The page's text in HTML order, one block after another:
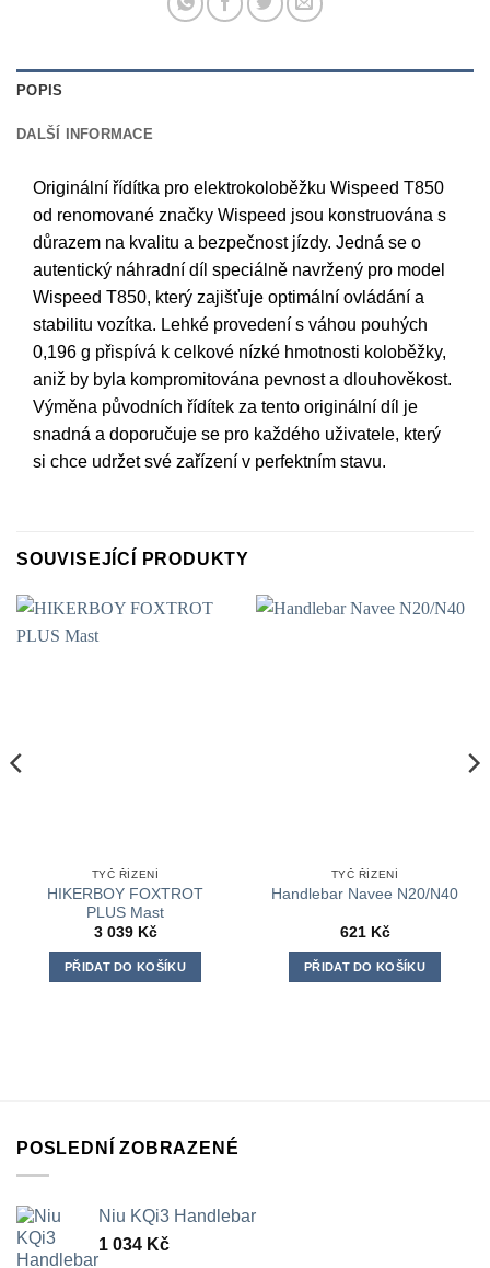
POPIS
DALŠÍ INFORMACE
Originální řídítka pro elektrokoloběžku Wispeed T850
od renomované značky Wispeed jsou konstruována s
důrazem na kvalitu a bezpečnost jízdy. Jedná se o
autentický náhradní díl speciálně navržený pro model
Wispeed T850, který zajišťuje optimální ovládání a
stabilitu vozítka. Lehké provedení s váhou pouhých
0,196 g přispívá k celkové nízké hmotnosti koloběžky,
aniž by byla kompromitována pevnost a dlouhověkost.
Výměna původních řídítek za tento originální díl je
snadná a doporučuje se pro každého uživatele, který
si chce udržet své zařízení v perfektním stavu.
SOUVISEJÍCÍ PRODUKTY
TYČ ŘÍZENÍ
HIKERBOY FOXTROT
PLUS Mast
3 039 Kč
PŘIDAT DO KOŠÍKU
TYČ ŘÍZENÍ
Handlebar Navee N20/N40
621 Kč
PŘIDAT DO KOŠÍKU
POSLEDNÍ ZOBRAZENÉ
Niu KQi3 Handlebar
1 034 Kč